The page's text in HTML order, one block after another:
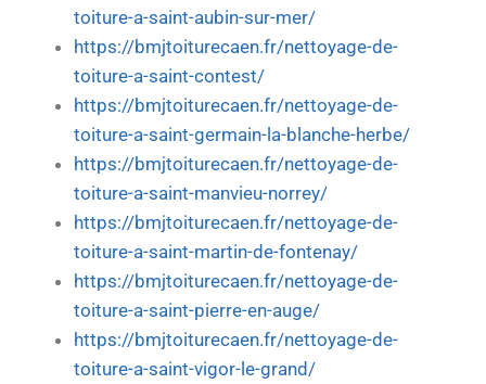
toiture-a-saint-aubin-sur-mer/
https://bmjtoiturecaen.fr/nettoyage-de-
toiture-a-saint-contest/
https://bmjtoiturecaen.fr/nettoyage-de-
toiture-a-saint-germain-la-blanche-herbe/
https://bmjtoiturecaen.fr/nettoyage-de-
toiture-a-saint-manvieu-norrey/
https://bmjtoiturecaen.fr/nettoyage-de-
toiture-a-saint-martin-de-fontenay/
https://bmjtoiturecaen.fr/nettoyage-de-
toiture-a-saint-pierre-en-auge/
https://bmjtoiturecaen.fr/nettoyage-de-
toiture-a-saint-vigor-le-grand/